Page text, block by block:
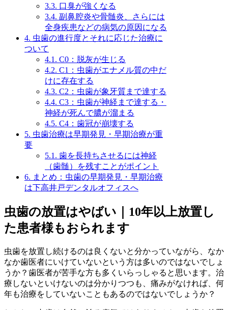
3.3. 口臭が強くなる
3.4. 副鼻腔炎や骨髄炎、さらには
全身疾患などの病気の原因になる
4. 虫歯の進行度とそれに応じた治療に
ついて
4.1. C0：脱灰が生じる
4.2. C1：虫歯がエナメル質の中だ
けに存在する
4.3. C2：虫歯が象牙質まで達する
4.4. C3：虫歯が神経まで達する・
神経が死んで膿が溜まる
4.5. C4：歯冠が崩壊する
5. 虫歯治療は早期発見・早期治療が重
要
5.1. 歯を長持ちさせるには神経
（歯髄）を残すことがポイント
6. まとめ：虫歯の早期発見・早期治療
は下高井戸デンタルオフィスへ
虫歯の放置はやばい｜10年以上放置し
た患者様もおられます
虫歯を放置し続けるのは良くないと分かっていながら、なか
なか歯医者にいけていないという方は多いのではないでしょ
うか？歯医者が苦手な方も多くいらっしゃると思います。治
療しないといけないのは分かりつつも、痛みがなければ、何
年も治療をしていないこともあるのではないでしょうか？